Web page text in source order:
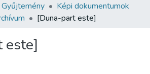
Képi dokumentumok
[Duna-part este]
este]